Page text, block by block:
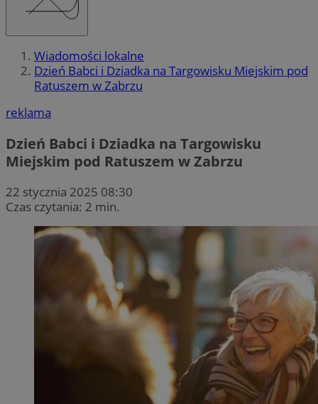
Wiadomości lokalne
Dzień Babci i Dziadka na Targowisku Miejskim pod
Ratuszem w Zabrzu
reklama
Dzień Babci i Dziadka na Targowisku
Miejskim pod Ratuszem w Zabrzu
22 stycznia 2025 08:30
Czas czytania: 2 min.